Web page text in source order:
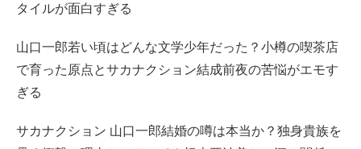
タイルが面白すぎる
山口一郎若い頃はどんな文学少年だった？小樽の喫茶店
で育った原点とサカナクション結成前夜の苦悩がエモす
ぎる
サカナクション 山口一郎結婚の噂は本当か？独身貴族を